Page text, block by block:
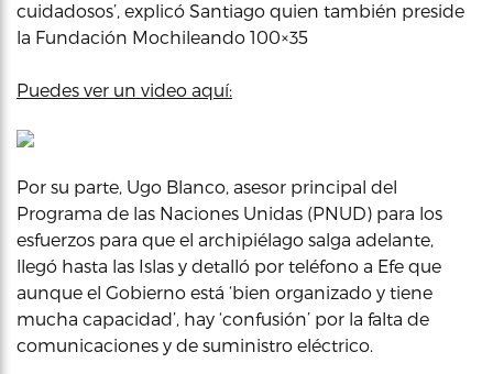
cuidadosos’, explicó Santiago quien también preside
la Fundación Mochileando 100×35
Puedes ver un video aquí:
Por su parte, Ugo Blanco, asesor principal del
Programa de las Naciones Unidas (PNUD) para los
esfuerzos para que el archipiélago salga adelante,
llegó hasta las Islas y detalló por teléfono a Efe que
aunque el Gobierno está ‘bien organizado y tiene
mucha capacidad’, hay ‘confusión’ por la falta de
comunicaciones y de suministro eléctrico.